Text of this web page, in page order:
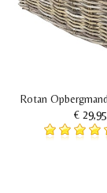
Rotan
€ 29,95